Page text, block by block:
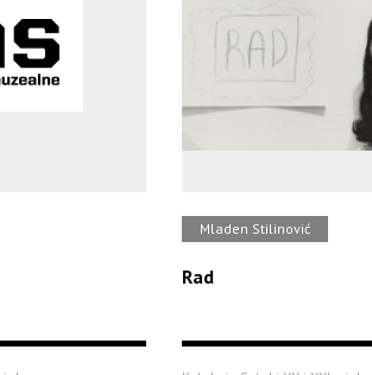
Mladen Stilinović
Rad